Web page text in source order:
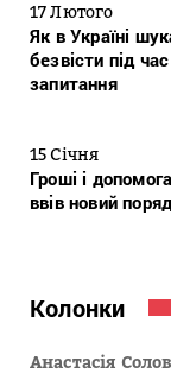
17 Лютого
Як в Україні
безвісти під
запитання
15 Січня
Гроші і
ввів новий
Колонки
Анастасія